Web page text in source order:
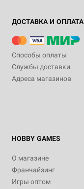
ДОСТАВКА И ОПЛАТА
Способы оплаты
Службы доставки
Адреса магазинов
HOBBY GAMES
О магазине
Франчайзинг
Игры оптом